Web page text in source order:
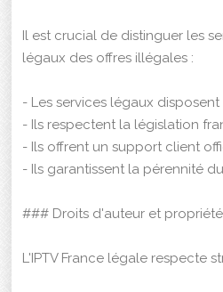
Il est crucial de distinguer les
légaux des offres illégales :
- Les services légaux
- Ils respectent la législation
- Ils offrent un support client
- Ils garantissent la pérennité
### Droits d'auteur et
L'IPTV France légale respecte